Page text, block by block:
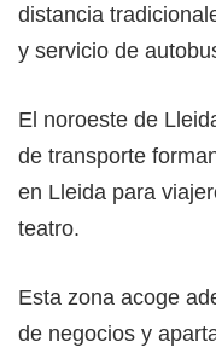
distancia
y servicio de
El noroeste de
de transporte
en Lleida para
teatro.
Esta zona acoge
de negocios y